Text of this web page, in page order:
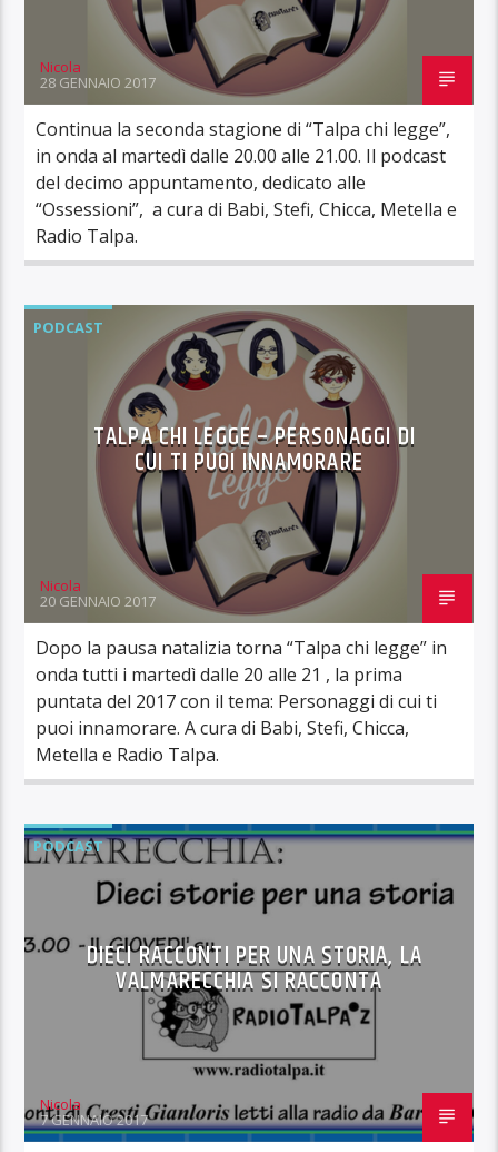
Nicola
28 GENNAIO 2017
Continua la seconda stagione di “Talpa chi legge”,
in onda al martedì dalle 20.00 alle 21.00. Il podcast
del decimo appuntamento, dedicato alle
“Ossessioni”, a cura di Babi, Stefi, Chicca, Metella e
Radio Talpa.
PODCAST
TALPA CHI LEGGE – PERSONAGGI DI
CUI TI PUOI INNAMORARE
Nicola
20 GENNAIO 2017
Dopo la pausa natalizia torna “Talpa chi legge” in
onda tutti i martedì dalle 20 alle 21 , la prima
puntata del 2017 con il tema: Personaggi di cui ti
puoi innamorare. A cura di Babi, Stefi, Chicca,
Metella e Radio Talpa.
PODCAST
DIECI RACCONTI PER UNA STORIA, LA
VALMARECCHIA SI RACCONTA
Nicola
7 GENNAIO 2017